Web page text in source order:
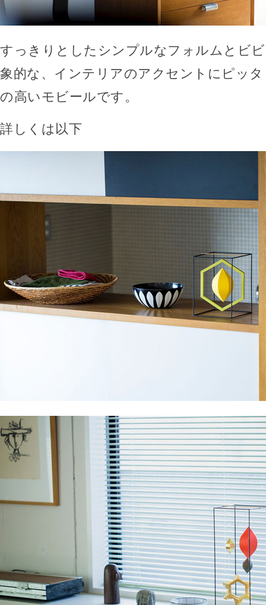
すっきりとしたシンプルなフォルムとビ
象的な、インテリアのアクセントにピッ
の高いモビールです。
詳しくは以下